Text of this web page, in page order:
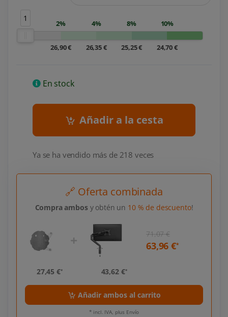
1
2%
26,90 €
4%
26,35 €
8%
25,25 €
10%
24,70 €
En stock
Añadir a la cesta
Ya se ha vendido más de 218 veces
🔗 Oferta combinada
Compra ambosy obtén un 10 % de descuento!
71,07 €
63,96 €*
27,45 €* 43,62 €*
Añadir ambos al carrito
* incl. IVA, plus Envío